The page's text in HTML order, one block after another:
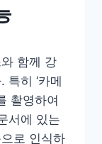
함께 강
특히 ‘카메
촬영하여
서에 있는
로 인식하